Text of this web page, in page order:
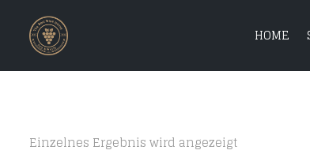
HOME
Einzelnes Ergebnis wird angezeigt